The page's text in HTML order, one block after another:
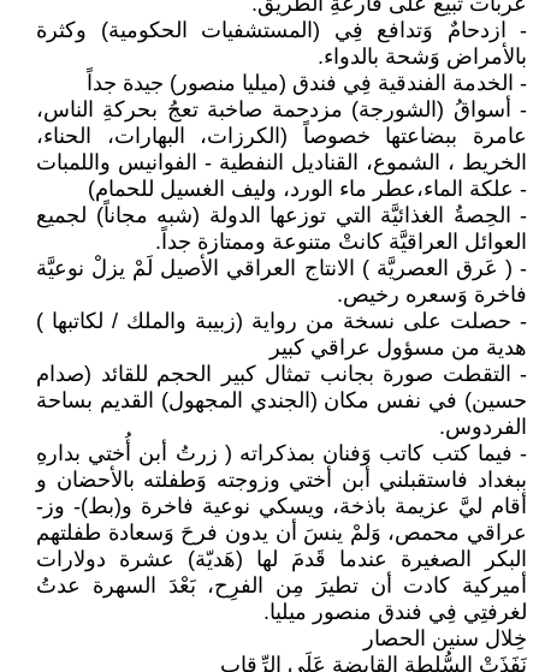
- ازدحامٌ وَتدافع فِي (المستشفيات الحكومية) وكثرة
بالأمراض وَشحة بالدواء.
- الخدمة الفندقية فِي فندق (ميليا منصور) جيدة جداً
- أسواقُ (الشورجة) مزدحمة صاخبة تعجُ بحركةِ الناس،
عامرة ببضاعتها خصوصاً (الكرزات، البهارات، الحناء،
الخريط ، الشموع، القناديل النفطية - الفوانيس واللمبات
- علكة الماء،عطر ماء الورد، وليف الغسيل للحمام)
- الحِصةُ الغذائيَّة التي توزعها الدولة (شبه مجاناً) لجميع
العوائل العراقيَّة كانتْ متنوعة وممتازة جداً.
- ( عَرق العصريَّة ) الانتاج العراقي الأصيل لَمْ يزلْ نوعيَّة
فاخرة وَسعره رخيص.
- حصلت على نسخة من رواية (زبيبة والملك / لكاتبها )
هدية من مسؤول عراقي كبير
- التقطت صورة بجانب تمثال كبير الحجم للقائد (صدام
حسين) في نفس مكان (الجندي المجهول) القديم بساحة
الفردوس.
- فيما كتب كاتب وَفنان بمذكراته ( زرتُ أبن أُختي بدارهِ
ببغداد فاستقبلني أبن أختي وزوجته وَطفلته بالأحضان و
أقام ليَّ عزيمة باذخة، ويسكي نوعية فاخرة و(بط)- وز-
عراقي محمص، وَلمْ ينسَ أن يدون فرحَ وَسعادة طفلتهم
البكر الصغيرة عندما قَدمَ لها (هَديّة) عشرة دولارات
أميركية كادت أن تطيرَ مِن الفرِح، بَعْدَ السهرة عدتُ
لغرفتِي فِي فندق منصور ميليا.
خِلال سنين الحصار
نَفَذَتْ السُّلطة القابضة عَلَى الرِّقاب